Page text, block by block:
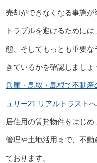
売却ができなくなる事態が
トラブルを避けるために
態、そしてもっとも重要
きているかを確認しましょ
兵庫・鳥取・島根で不動
ュリー21 リアルトラストへ
居住用の賃貸物件をはじ
管理や土地活用まで、不
ております。